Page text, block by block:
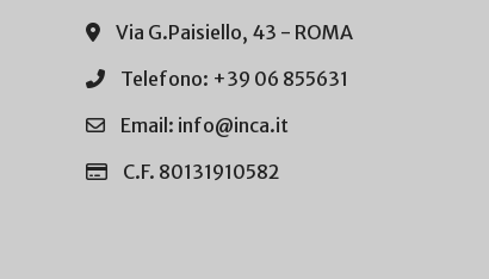
Via G.Paisiello, 43 - ROMA
Telefono: +39 06 855631
Email: info@inca.it
C.F. 80131910582